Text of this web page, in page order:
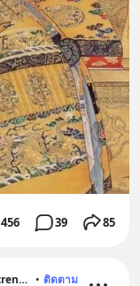
456 39 85
No.1 lifestyle blog that explore new trend and history • ติดตาม